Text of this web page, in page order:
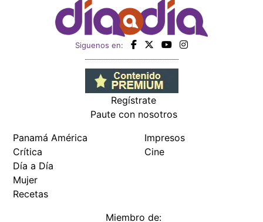
Siguenos en:
Regístrate
Paute con nosotros
Panamá América
Crítica
Día a Día
Mujer
Recetas
Impresos
Cine
Miembro de: